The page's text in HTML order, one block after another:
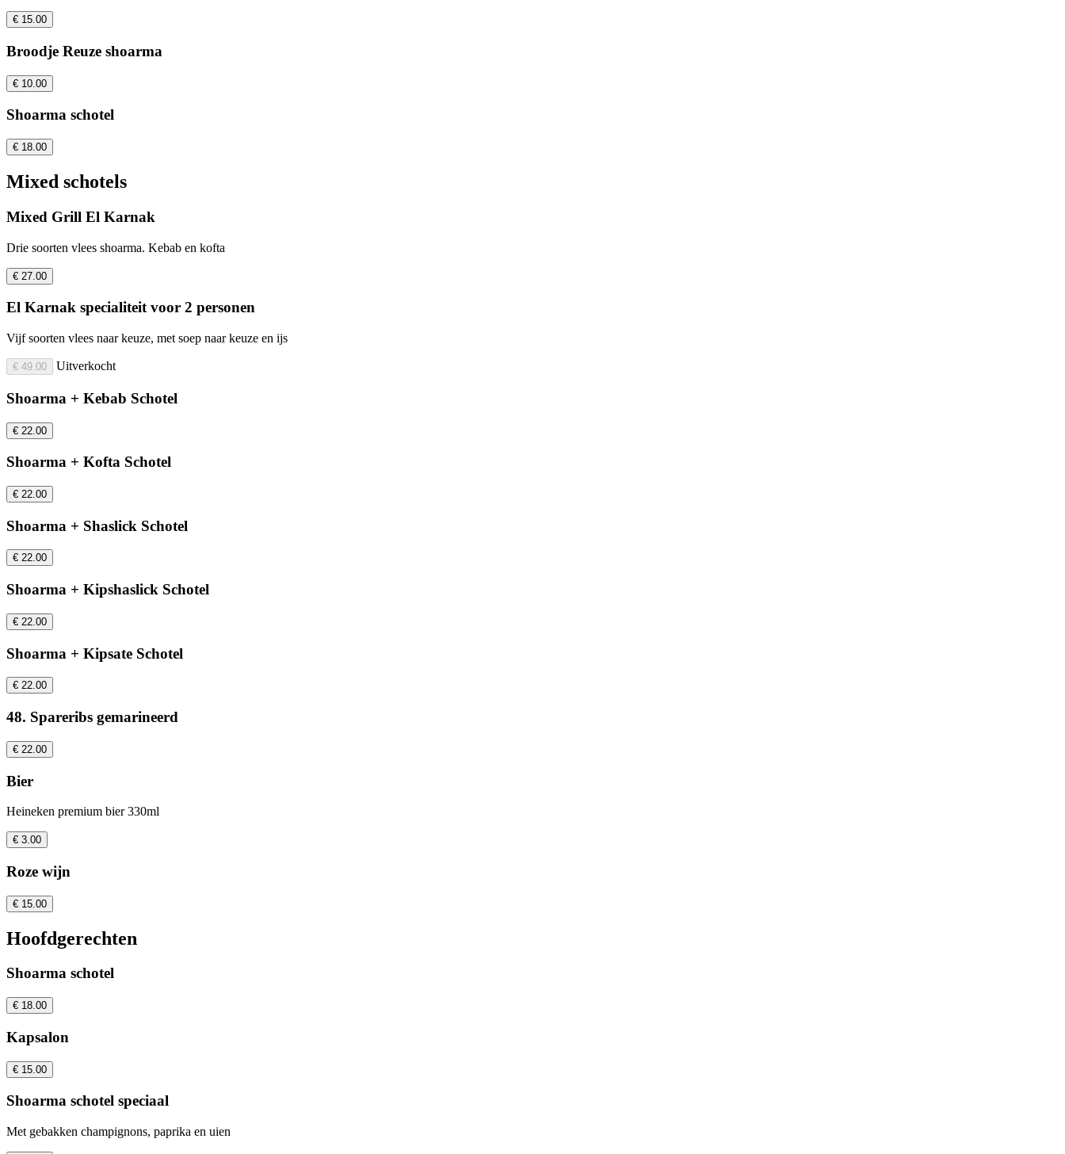
€ 15.00
Broodje Reuze shoarma
€ 10.00
Shoarma schotel
€ 18.00
Mixed schotels
Mixed Grill El Karnak
Drie soorten vlees shoarma. Kebab en kofta
€ 27.00
El Karnak specialiteit voor 2 personen
Vijf soorten vlees naar keuze, met soep naar keuze en ijs
€ 49.00 Uitverkocht
Shoarma + Kebab Schotel
€ 22.00
Shoarma + Kofta Schotel
€ 22.00
Shoarma + Shaslick Schotel
€ 22.00
Shoarma + Kipshaslick Schotel
€ 22.00
Shoarma + Kipsate Schotel
€ 22.00
48. Spareribs gemarineerd
€ 22.00
Bier
Heineken premium bier 330ml
€ 3.00
Roze wijn
€ 15.00
Hoofdgerechten
Shoarma schotel
€ 18.00
Kapsalon
€ 15.00
Shoarma schotel speciaal
Met gebakken champignons, paprika en uien